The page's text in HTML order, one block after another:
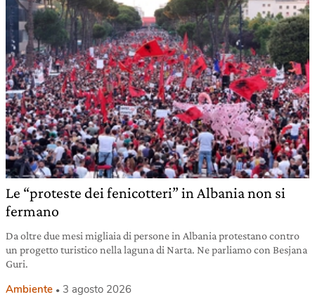
Le “proteste dei fenicotteri” in Albania non si
fermano
Da oltre due mesi migliaia di persone in Albania protestano contro
un progetto turistico nella laguna di Narta. Ne parliamo con Besjana
Guri.
Ambiente 3 agosto 2026